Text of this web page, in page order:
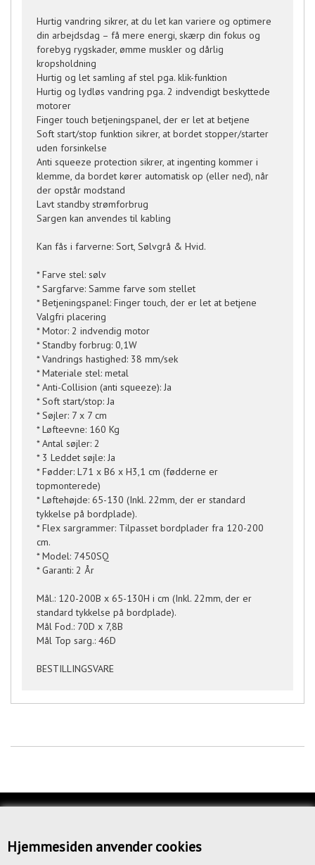
Hjemmesiden anvender cookies
Hurtig vandring sikrer, at du let kan variere og optimere
din arbejdsdag – få mere energi, skærp din fokus og
forebyg rygskader, ømme muskler og dårlig
kropsholdning
Hurtig og let samling af stel pga. klik-funktion
Hurtig og lydløs vandring pga. 2 indvendigt beskyttede
motorer
Finger touch betjeningspanel, der er let at betjene
Soft start/stop funktion sikrer, at bordet stopper/starter
uden forsinkelse
Anti squeeze protection sikrer, at ingenting kommer i
klemme, da bordet kører automatisk op (eller ned), når
der opstår modstand
Lavt standby strømforbrug
Sargen kan anvendes til kabling
Kan fås i farverne: Sort, Sølvgrå & Hvid.
* Farve stel: sølv
* Sargfarve: Samme farve som stellet
* Betjeningspanel: Finger touch, der er let at betjene
Valgfri placering
* Motor: 2 indvendig motor
* Standby forbrug: 0,1W
* Vandrings hastighed: 38 mm/sek
* Materiale stel: metal
* Anti-Collision (anti squeeze): Ja
* Soft start/stop: Ja
* Søjler: 7 x 7 cm
* Løfteevne: 160 Kg
* Antal søjler: 2
* 3 Leddet søjle: Ja
* Fødder: L71 x B6 x H3,1 cm (fødderne er
topmonterede)
* Løftehøjde: 65-130 (Inkl. 22mm, der er standard
tykkelse på bordplade).
* Flex sargrammer: Tilpasset bordplader fra 120-200
cm.
* Model: 7450SQ
* Garanti: 2 År
Mål.: 120-200B x 65-130H i cm (Inkl. 22mm, der er
standard tykkelse på bordplade).
Mål Fod.: 70D x 7,8B
Mål Top sarg.: 46D
BESTILLINGSVARE
KUNDESERVICE
OM OS